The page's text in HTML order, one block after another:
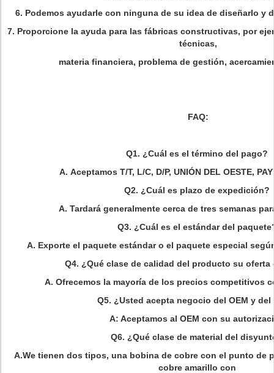
6. Podemos ayudarle con ninguna de su idea de diseñarlo y
7. Proporcione la ayuda para las fábricas constructivas, por
técnicas,
materia financiera, problema de gestión,
FAQ:
Q1. ¿Cuál es el término del pago?
A. Aceptamos T/T, L/C, D/P, UNIÓN DEL OESTE,
Q2. ¿Cuál es plazo de expedición?
A. Tardará generalmente cerca de tres semanas
Q3. ¿Cuál es el estándar del
A. Exporte el paquete estándar o el paquete especial
Q4. ¿Qué clase de calidad del producto su
A. Ofrecemos la mayoría de los precios competitivos
Q5. ¿Usted acepta negocio del OEM y del
A: Aceptamos al OEM con su
Q6. ¿Qué clase de material del
A.We tienen dos tipos, una bobina de cobre con el punto de
cobre amarillo con